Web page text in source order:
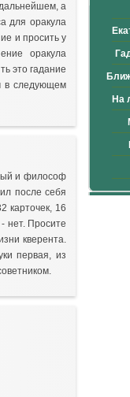
а
для оракула
и просить у
оракула
это гадание
в следующем
и философ
после себя
карточек, 16
нет. Просите
кверента.
первая, из
На